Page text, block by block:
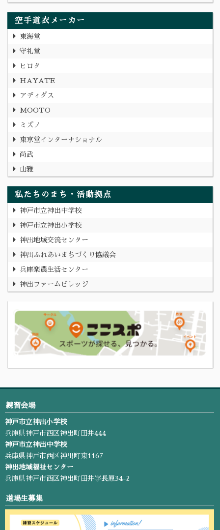
空手道衣メーカー
東海堂
守礼堂
ヒロタ
HAYATE
アディダス
MOOTO
ミズノ
東京堂インターナショナル
尚武
山雅
私たちのまち・活動拠点
神戸市立神出中学校
神戸市立神出小学校
神出地域交流センター
神出ふれあいまちづくり協議会
兵庫楽農生活センター
神出ファームビレッジ
練習会場
神戸市立神出小学校
兵庫県神戸市西区神出町田井444
神戸市立神出中学校
兵庫県神戸市西区神出町東1167
神出地域福祉センター
兵庫県神戸市西区神出町田井字長原34-2
道場生募集